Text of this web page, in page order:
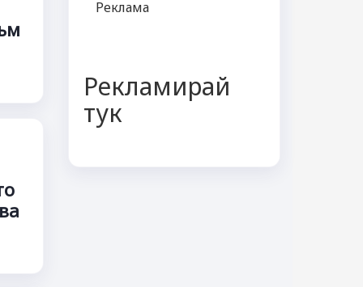
Реклама
Рекламирай
тук